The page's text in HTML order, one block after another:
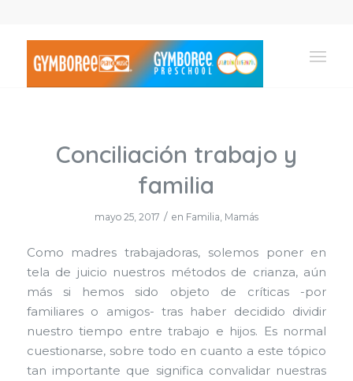
Conciliación trabajo y
familia
mayo 25, 2017 / en Familia, Mamás
Como madres trabajadoras, solemos poner en
tela de juicio nuestros métodos de crianza, aún
más si hemos sido objeto de críticas -por
familiares o amigos- tras haber decidido dividir
nuestro tiempo entre trabajo e hijos. Es normal
cuestionarse, sobre todo en cuanto a este tópico
tan importante que significa convalidar nuestras